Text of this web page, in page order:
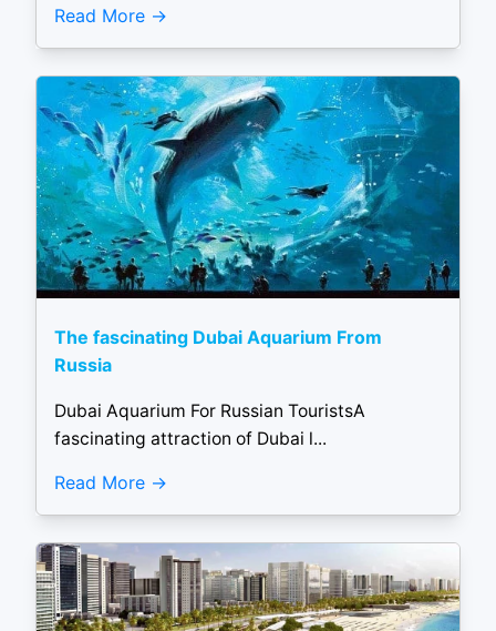
Read More
The fascinating Dubai Aquarium From
Russia
Dubai Aquarium For Russian TouristsA
fascinating attraction of Dubai l...
Read More